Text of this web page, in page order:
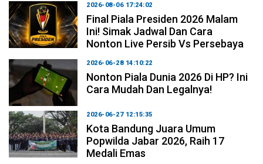
2026-08-06 17:24:02
Final Piala Presiden 2026 Malam
Ini! Simak Jadwal Dan Cara
Nonton Live Persib Vs Persebaya
2026-06-28 14:10:22
Nonton Piala Dunia 2026 Di HP? Ini
Cara Mudah Dan Legalnya!
2026-06-27 12:15:35
Kota Bandung Juara Umum
Popwilda Jabar 2026, Raih 17
Medali Emas